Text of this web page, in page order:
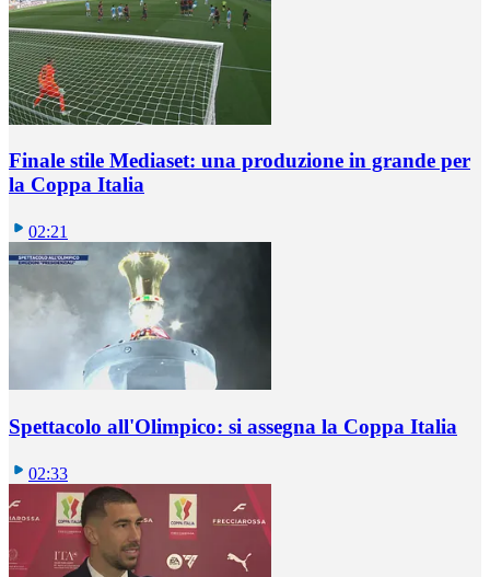
Finale stile Mediaset: una produzione in grande per
la Coppa Italia
02:21
Spettacolo all'Olimpico: si assegna la Coppa Italia
02:33